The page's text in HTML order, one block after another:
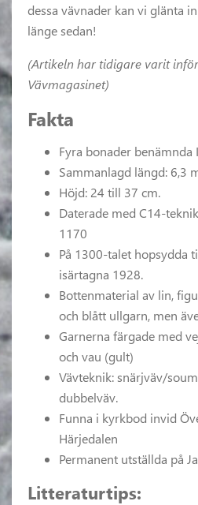
dessa vävnader kan vi glänta
länge sedan!
(Artikeln har tidigare varit
Vävmagasinet)
Fakta
Fyra bonader benämnda
Sammanlagd längd: 6,3
Höjd: 24 till 37 cm.
Daterade med C14-
1170
På 1300-talet hopsydda
isärtagna 1928.
Bottenmaterial av lin,
och blått ullgarn, men
Garnerna färgade med
och vau (gult)
Vävteknik: snärjväv/
dubbelväv.
Funna i kyrkbod invid
Härjedalen
Permanent utställda på
Litteraturtips: